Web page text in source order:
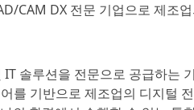
CAM DX 전문 기업으로 제조
솔루션을 전문으로 공급하는
를 기반으로 제조업의 디지털